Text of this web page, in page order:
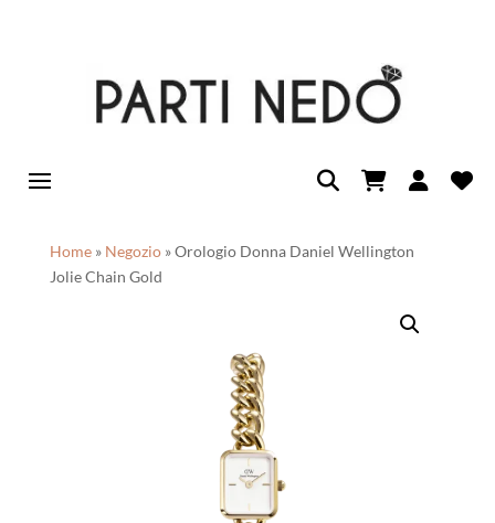
Home» Negozio»Orologio Donna Daniel Wellington
Jolie Chain Gold